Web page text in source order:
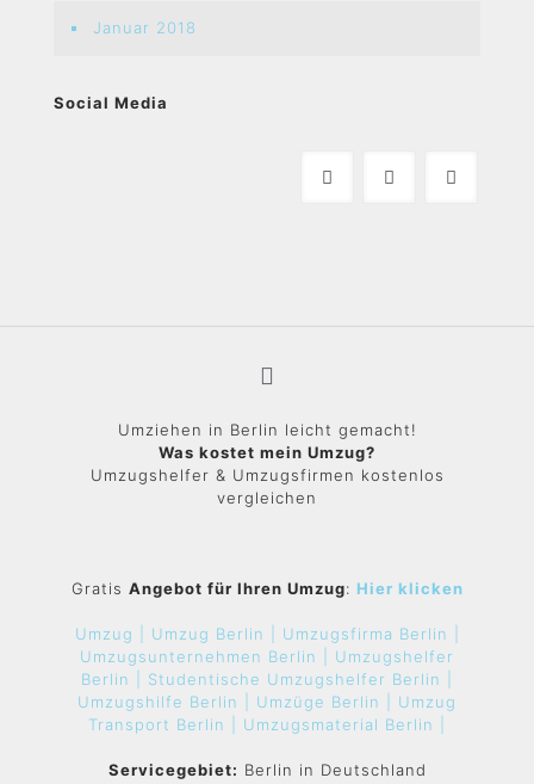
Januar 2018
Social Media
Umziehen in Berlin leicht gemacht!
Was kostet mein Umzug?
Umzugshelfer & Umzugsfirmen kostenlos
vergleichen
Gratis Angebot für Ihren Umzug: Hier klicken
Umzug | Umzug Berlin |
Umzugsfirma Berlin |
Umzugsunternehmen Berlin | Umzugshelfer
Berlin | Studentische Umzugshelfer Berlin |
Umzugshilfe Berlin | Umzüge Berlin | Umzug
Transport Berlin | Umzugsmaterial Berlin |
Servicegebiet: Berlin in Deutschland